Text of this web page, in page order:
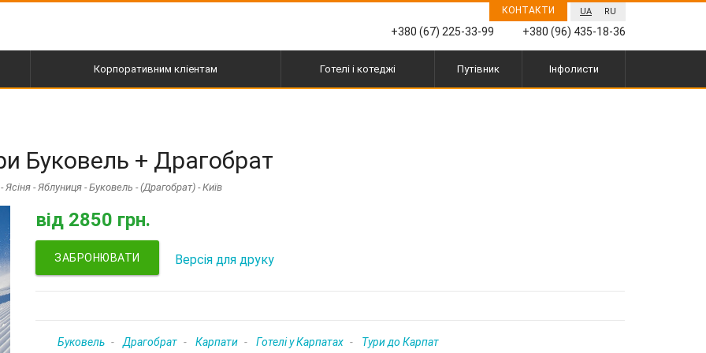
UA RU
КОНТАКТИ
+380 (67) 225-33-99 +380 (96) 435-18-36
Корпоративним кліентам Готелі і котеджі Путівник Інфолисти
Буковель + Драгобрат
- Яблуниця - Буковель - (Драгобрат) - Київ
від 2850 грн.
ЗАБРОНЮВАТИ Версія для друку
Буковель Драгобрат Карпати Готелі у Карпатах Тури до Карпат